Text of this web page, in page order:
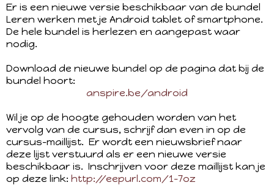
Er is een nieuwe versie beschikbaar van de bundel
Leren werken met je Android tablet of smartphone.
De hele bundel is herlezen en aangepast waar
nodig.
Download de nieuwe bundel op de pagina dat bij de
bundel hoort:
anspire.be/android
Wil je op de hoogte gehouden worden van het
vervolg van de cursus, schrijf dan even in op de
cursus-maillijst. Er wordt een nieuwsbrief naar
deze lijst verstuurd als er een nieuwe versie
beschikbaar is. Inschrijven voor deze maillijst kan je
op deze link: http://eepurl.com/1-7oz